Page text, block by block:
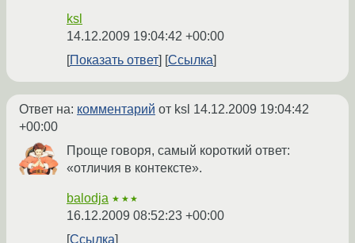
ksl
14.12.2009 19:04:42 +00:00
Показать ответ
Ссылка
Ответ на: комментарий от ksl 14.12.2009 19:04:42
+00:00
Проще говоря, самый короткий ответ:
«отличия в контексте».
balodja ★★★
16.12.2009 08:52:23 +00:00
Ссылка